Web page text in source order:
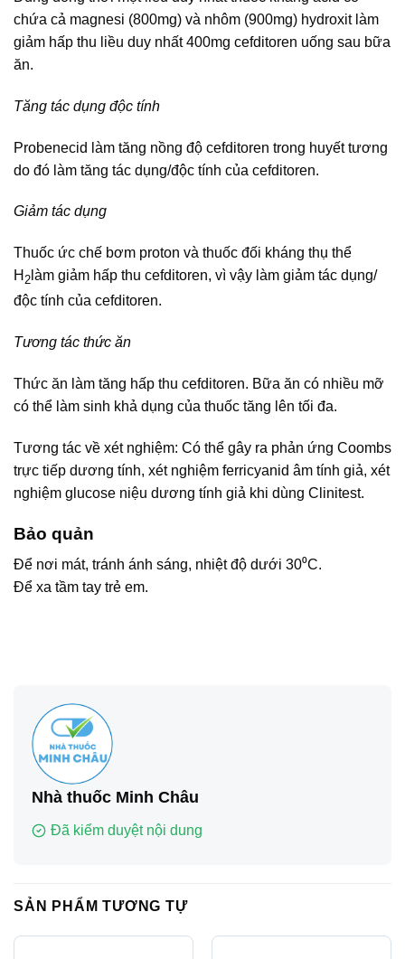
chứa cả magnesi (800mg) và nhôm (900mg) hydroxit làm
giảm hấp thu liều duy nhất 400mg cefditoren uống sau bữa
ăn.
Tăng tác dụng độc tính
Probenecid làm tăng nồng độ cefditoren trong huyết tương
do đó làm tăng tác dụng/độc tính của cefditoren.
Giảm tác dụng
Thuốc ức chế bơm proton và thuốc đối kháng thụ thể
H 2 làm giảm hấp thu cefditoren, vì vậy làm giảm tác dụng/
độc tính của cefditoren.
Tương tác thức ăn
Thức ăn làm tăng hấp thu cefditoren. Bữa ăn có nhiều mỡ
có thể làm sinh khả dụng của thuốc tăng lên tối đa.
Tương tác về xét nghiệm: Có thể gây ra phản ứng Coombs
trực tiếp dương tính, xét nghiệm ferricyanid âm tính giả, xét
nghiệm glucose niệu dương tính giả khi dùng Clinitest.
Bảo quản
Để nơi mát, tránh ánh sáng, nhiệt độ dưới 30⁰C.
Để xa tầm tay trẻ em.
Nhà thuốc Minh Châu
Đã kiểm duyệt nội dung
SẢN PHẨM TƯƠNG TỰ